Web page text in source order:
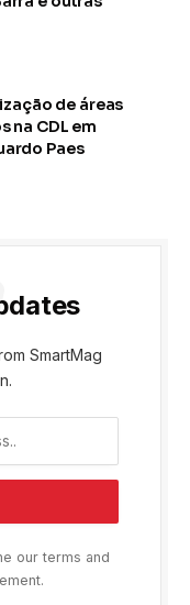
de áreas
na CDL em
Paes
SmartMag
our terms and